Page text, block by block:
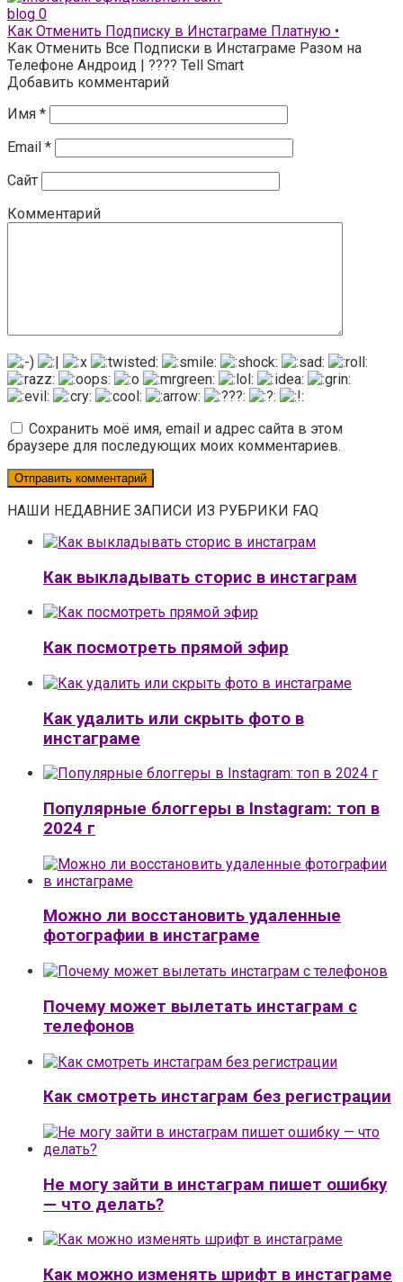
blog 0
Как Отменить Подписку в Инстаграме Платную •
Как Отменить Все Подписки в Инстаграме Разом на
Телефоне Андроид | ???? Tell Smart
Добавить комментарий
Имя *
Email *
Сайт
Комментарий
Сохранить моё имя, email и адрес сайта в этом
браузере для последующих моих комментариев.
НАШИ НЕДАВНИЕ ЗАПИСИ ИЗ РУБРИКИ FAQ
Как выкладывать сторис в инстаграм
Как посмотреть прямой эфир
Как удалить или скрыть фото в
инстаграме
Популярные блоггеры в Instagram: топ в
2024 г
Можно ли восстановить удаленные
фотографии в инстаграме
Почему может вылетать инстаграм с
телефонов
Как смотреть инстаграм без регистрации
Не могу зайти в инстаграм пишет ошибку
— что делать?
Как можно изменять шрифт в инстаграме